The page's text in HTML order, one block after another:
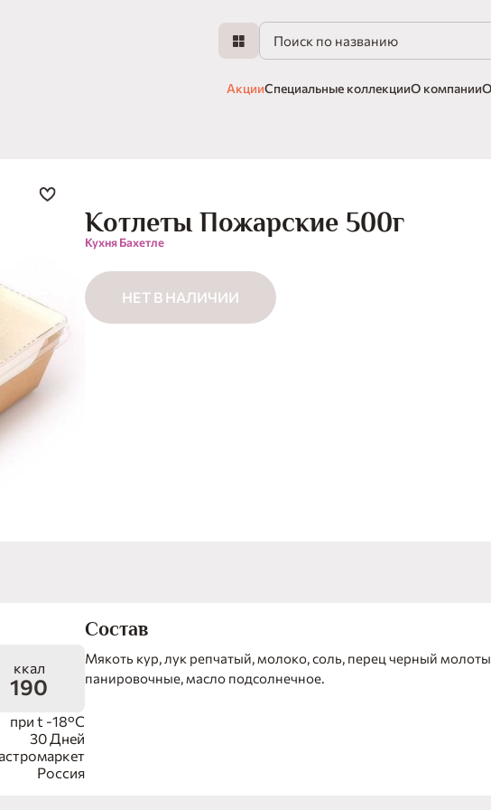
АкцииСпециальные коллекцииО компании
Котлеты Пожарские 500г
Кухня Бахетле
НЕТ В НАЛИЧИИ
ккал
190
при t -18°C
30 Дней
Россия
Состав
Мякоть кур, лук репчатый, молоко, соль, перец черный
панировочные, масло подсолнечное.